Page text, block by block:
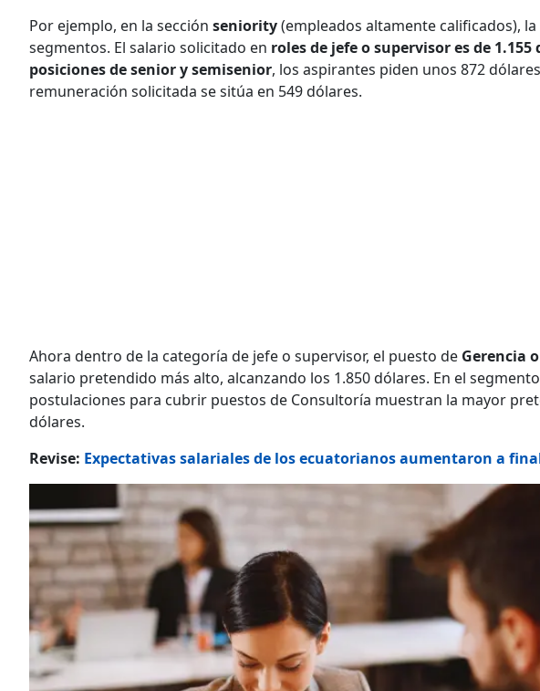
Por ejemplo, en la sección seniority(empleados altamente calificados),
segmentos. El salario solicitado en roles de jefe o supervisor es de 1.155
posiciones de senior y semisenior, los aspirantes piden unos 872
remuneración solicitada se sitúa en 549 dólares.
Ahora dentro de la categoría de jefe o supervisor, el puesto de Gerencia
salario pretendido más alto, alcanzando los 1.850 dólares. En el segmento
postulaciones para cubrir puestos de Consultoría muestran la mayor
dólares.
Revise: Expectativas salariales de los ecuatorianos aumentaron a